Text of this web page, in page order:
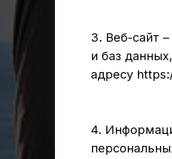
3. Веб-сайт
и баз
адресу
4.